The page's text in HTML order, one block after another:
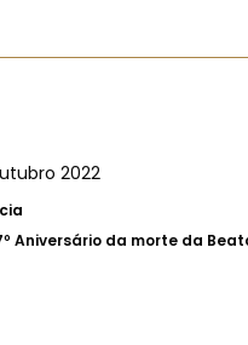
2022
Aniversário da morte da